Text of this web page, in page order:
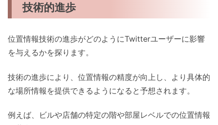
技術的進歩
位置情報技術の進歩がどのようにTwitterユーザーに影響
を与えるかを探ります。
技術の進歩により、位置情報の精度が向上し、より具体的
な場所情報を提供できるようになると予想されます。
例えば、ビルや店舗の特定の階や部屋レベルでの位置情報